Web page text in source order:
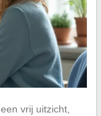
vrij uitzicht,